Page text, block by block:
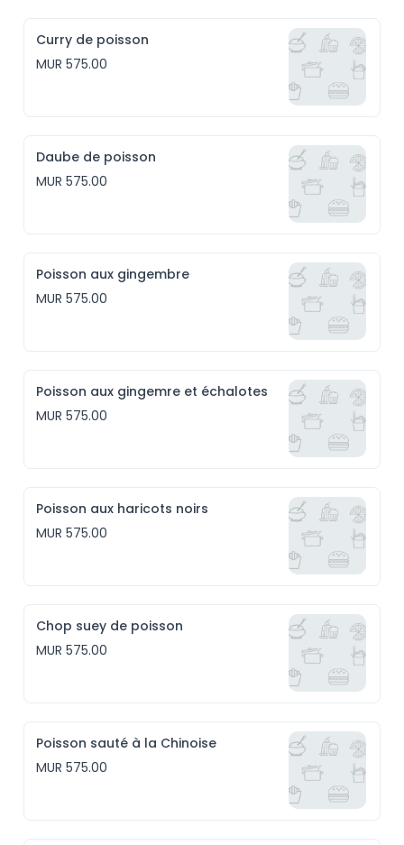
Curry de poisson
MUR 575.00
Daube de poisson
MUR 575.00
Poisson aux gingembre
MUR 575.00
Poisson aux gingemre et échalotes
MUR 575.00
Poisson aux haricots noirs
MUR 575.00
Chop suey de poisson
MUR 575.00
Poisson sauté à la Chinoise
MUR 575.00